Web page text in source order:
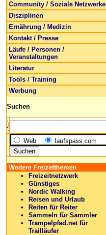
Community / Soziale Netzwerke
Disziplinen
Ernährung / Medizin
Kontakt / Presse
Läufe / Personen /
Veranstaltungen
Literatur
Tools / Training
Werbung
Suchen
Web laufspass.com
Weitere Freizetthemen
Freizeitnetzwerk
Günstiges
Nordic Walking
Reisen und Urlaub
Reiten für Reiter
Sammeln für Sammler
Trampelpfad.net für
Trailläufer